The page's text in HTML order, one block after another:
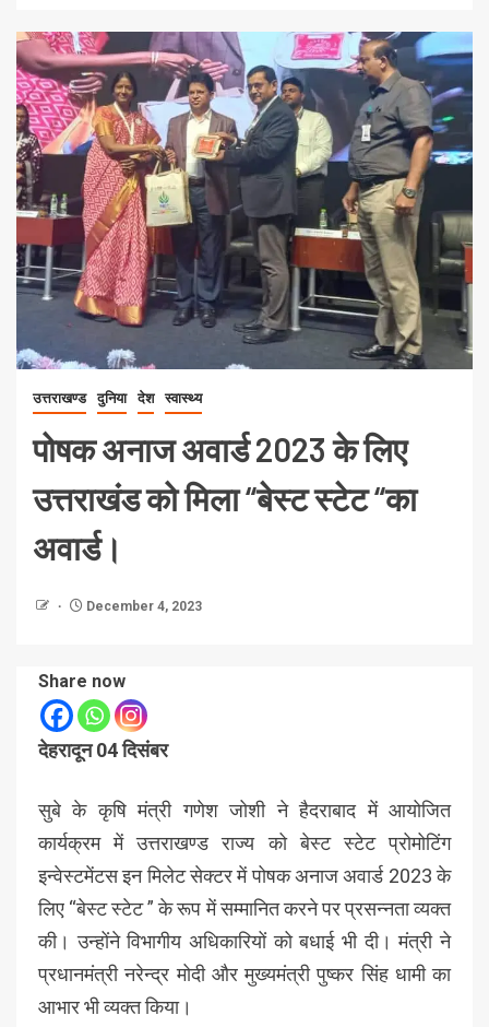
उत्तराखण्ड दुनिया देश स्वास्थ्य
पोषक अनाज अवार्ड 2023 के लिए
उत्तराखंड को मिला “बेस्ट स्टेट “का
अवार्ड।
December 4, 2023
Share now
देहरादून 04 दिसंबर
सुबे के कृषि मंत्री गणेश जोशी ने हैदराबाद में आयोजित
कार्यक्रम में उत्तराखण्ड राज्य को बेस्ट स्टेट प्रोमोटिंग
इन्वेस्टमेंटस इन मिलेट सेक्टर में पोषक अनाज अवार्ड 2023 के
लिए “बेस्ट स्टेट ” के रूप में सम्मानित करने पर प्रसन्नता व्यक्त
की। उन्होंने विभागीय अधिकारियों को बधाई भी दी। मंत्री ने
प्रधानमंत्री नरेन्द्र मोदी और मुख्यमंत्री पुष्कर सिंह धामी का
आभार भी व्यक्त किया।